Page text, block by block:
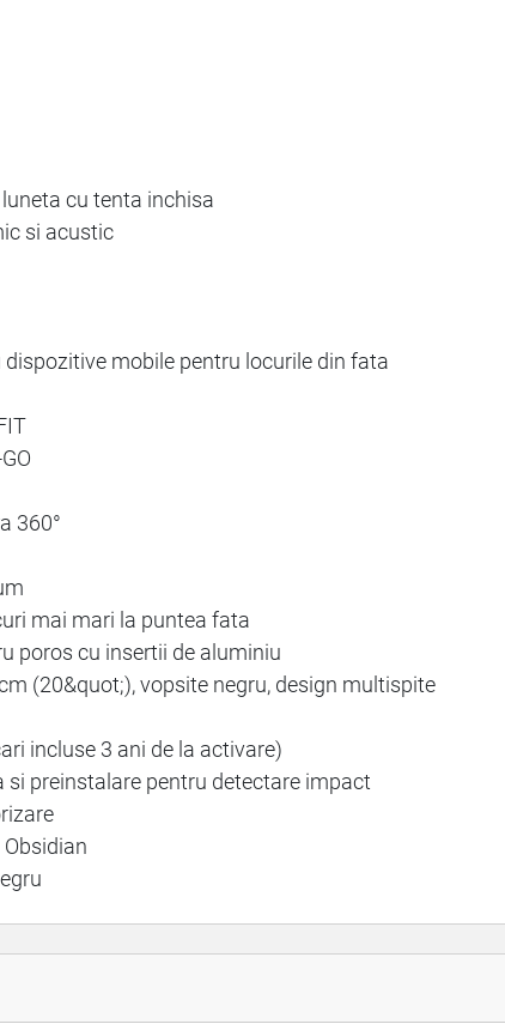
cu tenta inchisa
si acustic
mobile pentru locurile din fata
360°
mai mari la puntea fata
poros cu insertii de aluminiu
(20&quot;), vopsite negru, design multispite
incluse 3 ani de la activare)
preinstalare pentru detectare impact